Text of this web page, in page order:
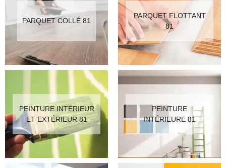
PARQUET COLLÉ 81
PARQUET FLOTTANT
81
PEINTURE INTÉRIEUR
ET EXTÉRIEUR 81
PEINTURE
INTÉRIEURE 81